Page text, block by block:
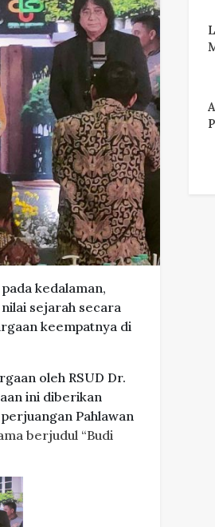
kedalaman,
sejarah secara
keempatnya di
oleh RSUD Dr.
ini diberikan
Pahlawan
berjudul “Budi